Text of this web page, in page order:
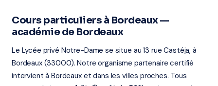
Cours particuliers à Bordeaux —
académie de Bordeaux
Le Lycée privé Notre-Dame se situe au 13 rue Castéja, à
Bordeaux (33000). Notre organisme partenaire certifié
intervient à Bordeaux et dans les villes proches. Tous